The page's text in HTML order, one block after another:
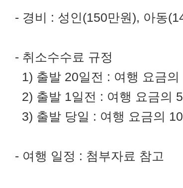
- 경비 : 성인(150만원), 아동
- 취소수수료 규정
1) 출발 20일전 : 여행 요금의
2) 출발 1일전 : 여행 요금의
3) 출발 당일 : 여행 요금의
- 여행 일정 : 첨부자료 참고